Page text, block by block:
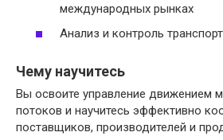
международных рынках
Анализ и контроль
Чему научитесь
Вы освоите управление движением
потоков и научитесь эффективно
поставщиков, производителей и